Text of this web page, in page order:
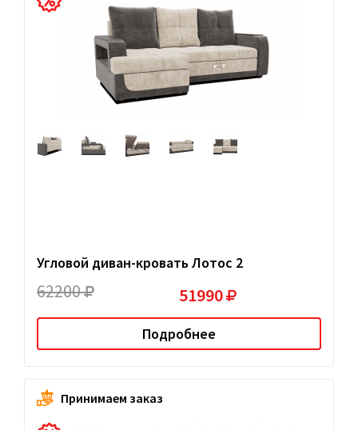
Угловой диван-кровать Лотос 2
62200 51990
Подробнее
Принимаем заказ